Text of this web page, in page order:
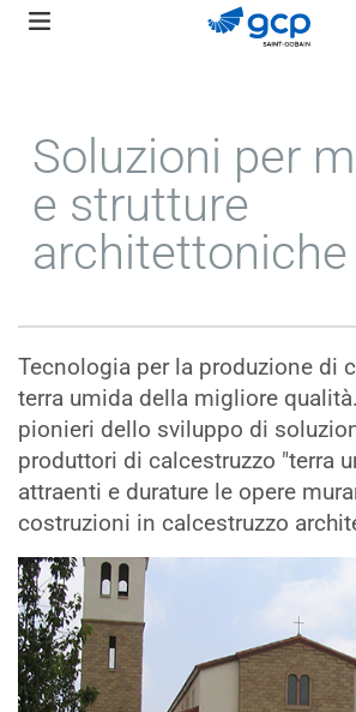
Skip
Soluzioni per
e strutture
architettoniche
Tecnologia per la produzione di
terra umida della migliore
pionieri dello sviluppo di
produttori di calcestruzzo "terra
attraenti e durature le opere
costruzioni in calcestruzzo